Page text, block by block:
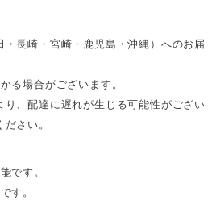
長崎・宮崎・鹿児島・沖縄）へのお届
る場合がございます。
、配達に遅れが生じる可能性がござい
さい。
です。
す。